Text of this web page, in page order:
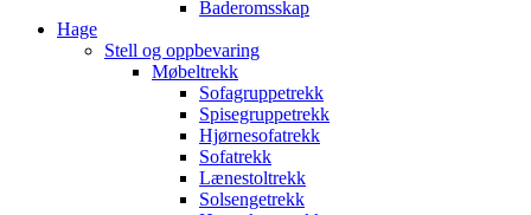
Baderomsskap
Hage
Stell og oppbevaring
Møbeltrekk
Sofagruppetrekk
Spisegruppetrekk
Hjørnesofatrekk
Sofatrekk
Lænestoltrekk
Solsengetrekk